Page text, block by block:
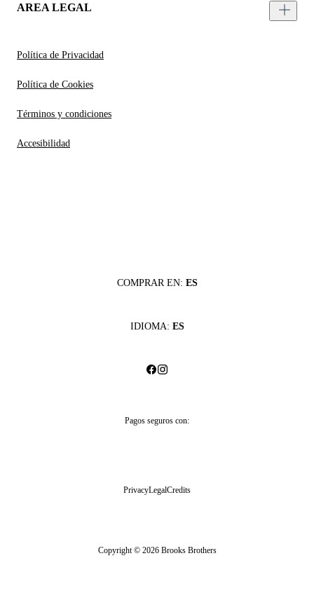
AREA LEGAL
Política de Privacidad
Política de Cookies
Términos y condiciones
Accesibilidad
COMPRAR EN: ES
IDIOMA: ES
Pagos seguros con:
PrivacyLegalCredits
Copyright © 2026 Brooks Brothers